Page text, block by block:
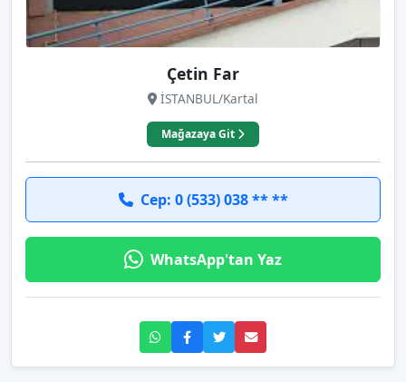
Çetin Far
İSTANBUL/Kartal
Mağazaya Git
Cep: 0 (533) 038 ** **
WhatsApp'tan Yaz